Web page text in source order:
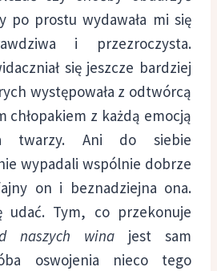
po prostu wydawała mi się
i przezroczysta.
się jeszcze bardziej
występowała z odtwórcą
chłopakiem z każdą emocją
twarzy. Ani do siebie
wypadali wspólnie dobrze
on i beznadziejna ona.
udać. Tym, co przekonuje
naszych wina jest sam
oswojenia nieco tego